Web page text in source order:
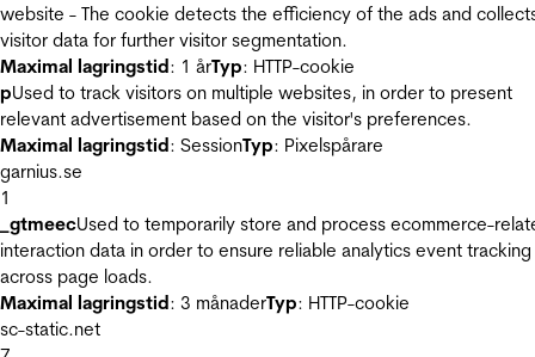
website - The cookie detects the efficiency of the ads and
visitor data for further visitor segmentation.
Maximal lagringstid: 1 årTyp: HTTP-cookie
pUsed to track visitors on multiple websites, in order to present
relevant advertisement based on the visitor's preferences.
Maximal lagringstid: SessionTyp: Pixelspårare
garnius.se
1
_gtmeecUsed to temporarily store and process ecommerce-
interaction data in order to ensure reliable analytics event tracking
across page loads.
Maximal lagringstid: 3 månaderTyp: HTTP-cookie
sc-static.net